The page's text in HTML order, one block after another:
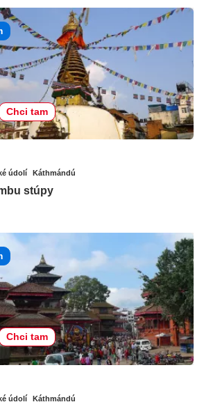
Chci tam
údolí Káthmándú
stúpy
Chci tam
údolí Káthmándú